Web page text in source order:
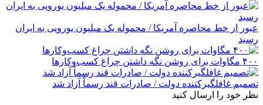
عبور از خط محاصره آمریکا / محموله یک میلیون یورویی به ایران
رسید
۴۰۰ مگاوات برای روشن نگه داشتن چراغ کسب‌وکار‌ها
تصمیم غافلگیرکننده دولت / صادرات قند رسماً آزاد شد
نظر خود را ارسال کنید